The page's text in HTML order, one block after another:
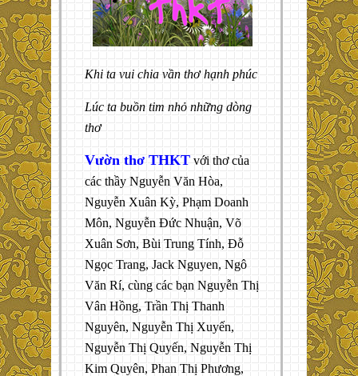
Khi ta vui chia vần thơ hạnh phúc
Lúc ta buồn tim nhỏ những dòng
thơ
Vườn thơ THKT với thơ của
các thầy Nguyễn Văn Hòa,
Nguyễn Xuân Kỳ, Phạm Doanh
Môn, Nguyễn Đức Nhuận, Võ
Xuân Sơn, Bùi Trung Tính, Đỗ
Ngọc Trang, Jack Nguyen, Ngô
Văn Rí, cùng các bạn Nguyễn Thị
Vân Hồng, Trần Thị Thanh
Nguyên, Nguyễn Thị Xuyến,
Nguyễn Thị Quyến, Nguyễn Thị
Kim Quyên, Phan Thị Phương,